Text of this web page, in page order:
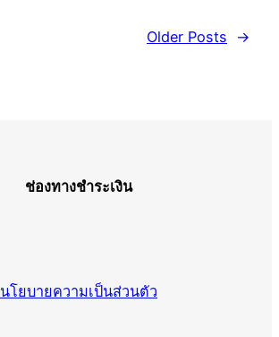
Older Posts →
ช่องทางชำระเงิน
นโยบายความเป็นส่วนตัว